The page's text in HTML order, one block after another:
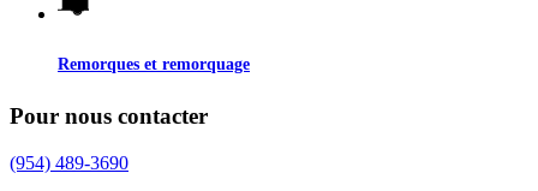
Remorques et remorquage
Pour nous contacter
(954) 489-3690